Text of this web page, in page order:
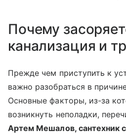
Почему
канализация и
Прежде чем приступить к
важно разобраться в
Основные факторы, из-за
возникнуть неполадки,
Артем Мешалов, сантехник